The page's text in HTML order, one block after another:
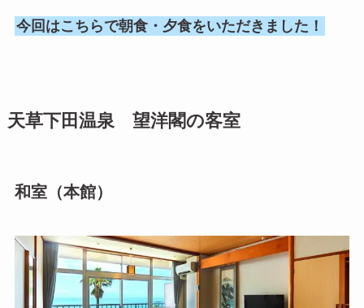
今回はこちらで朝食・夕食をいただきました！
天草下田温泉 望洋閣の客室
和室（本館）